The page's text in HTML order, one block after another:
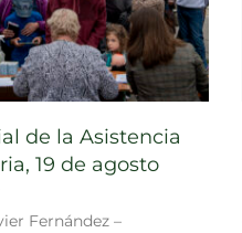
de la Asistencia
19 de agosto
Fernández –